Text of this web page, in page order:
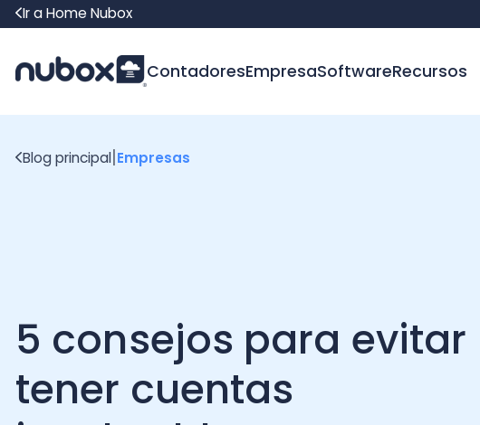
Ir a Home Nubox
ContadoresEmpresaSoftwareRecursos
5 consejos para evitar
tener cuentas
incobrables